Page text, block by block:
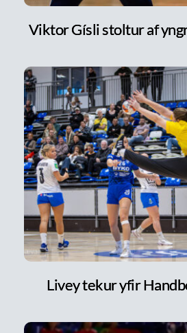
Viktor Gísli stoltur af
Livey tekur yfir